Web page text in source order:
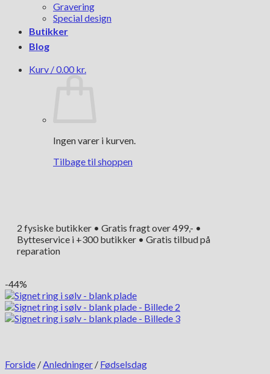
Gravering
Special design
Butikker
Blog
Kurv /0.00 kr.
Ingen varer i kurven.
Tilbage til shoppen
2 fysiske butikker • Gratis fragt over 499,- •
Bytteservice i +300 butikker • Gratis tilbud på
reparation
-44%
Forside /Anledninger / Fødselsdag